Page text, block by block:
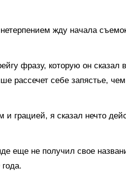
жду начала
фразу, которую он сказал
рассечет себе запястье,
и грацией, я сказал нечто
еще не получил свое